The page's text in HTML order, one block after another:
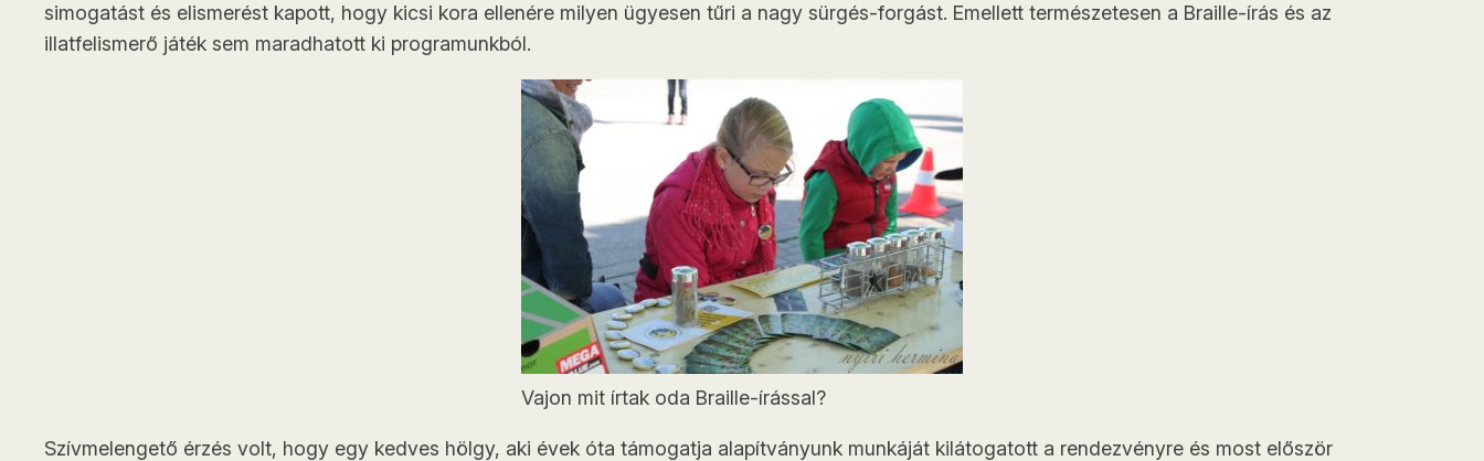
simogatást és elismerést kapott, hogy kicsi kora ellenére milyen ügyesen tűri a nagy sürgés-forgást. Emellett természetesen a Braille-írás és az
illatfelismerő játék sem maradhatott ki programunkból.
Vajon mit írtak oda Braille-írással?
Szívmelengető érzés volt, hogy egy kedves hölgy, aki évek óta támogatja alapítványunk munkáját kilátogatott a rendezvényre és most először